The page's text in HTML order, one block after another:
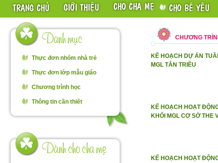
Thực đơn nhóm nhà trẻ
Thực đơn lớp mẫu giáo
Chương trình học
Thông tin cần thiết
CHƯƠNG
KẾ HOẠCH DỰ ÁN
MGL TÂN TRIỀU
KẾ HOẠCH HOẠT
KHỐI MGL CƠ SỞ THE
KẾ HOẠCH HOẠT